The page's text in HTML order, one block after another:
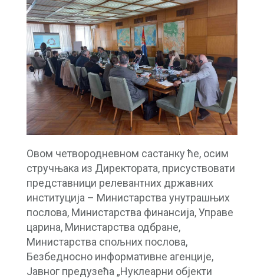
Овом четвородневном састанку ће, осим
стручњака из Директората, присуствовати
представници релевантних државних
институција – Министарства унутрашњих
послова, Министарства финансија, Управе
царина, Министарства одбране,
Министарства спољних послова,
Безбедносно информативне агенције,
Јавног предузећа „Нуклеарни објекти